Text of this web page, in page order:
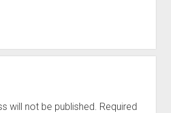
will not be published. Required